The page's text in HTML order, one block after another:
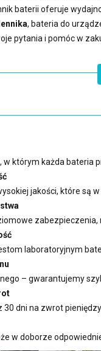
baterii oferuje
, bateria do
pytania i pomóc w
w którym każda
jakości, które są
laboratoryjnym
– gwarantujemy
dni na zwrot
w doborze